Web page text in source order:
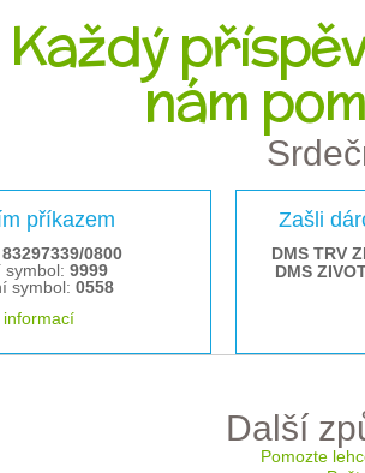
Každý
nám
příkazem
83297339/0800
symbol: 9999
symbol: 0558
informací
Zašli
DMS TRV
DMS
Další
Pomozte